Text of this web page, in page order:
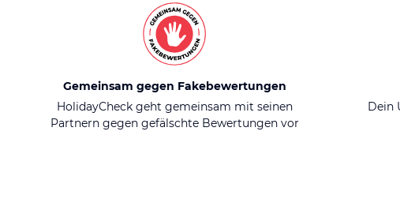
Gemeinsam gegen Fakebewertungen
HolidayCheck geht gemeinsam mit seinen
Partnern gegen gefälschte Bewertungen vor
Dein